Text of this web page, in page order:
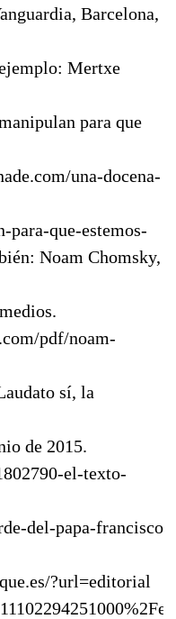
Barcelona,
Mertxe
para que
una-docena-
para-que-estemos-
Noam Chomsky,
pdf/noam-
sí, la
de 2015.
el-texto-
del-papa-francisco
?url=editorial